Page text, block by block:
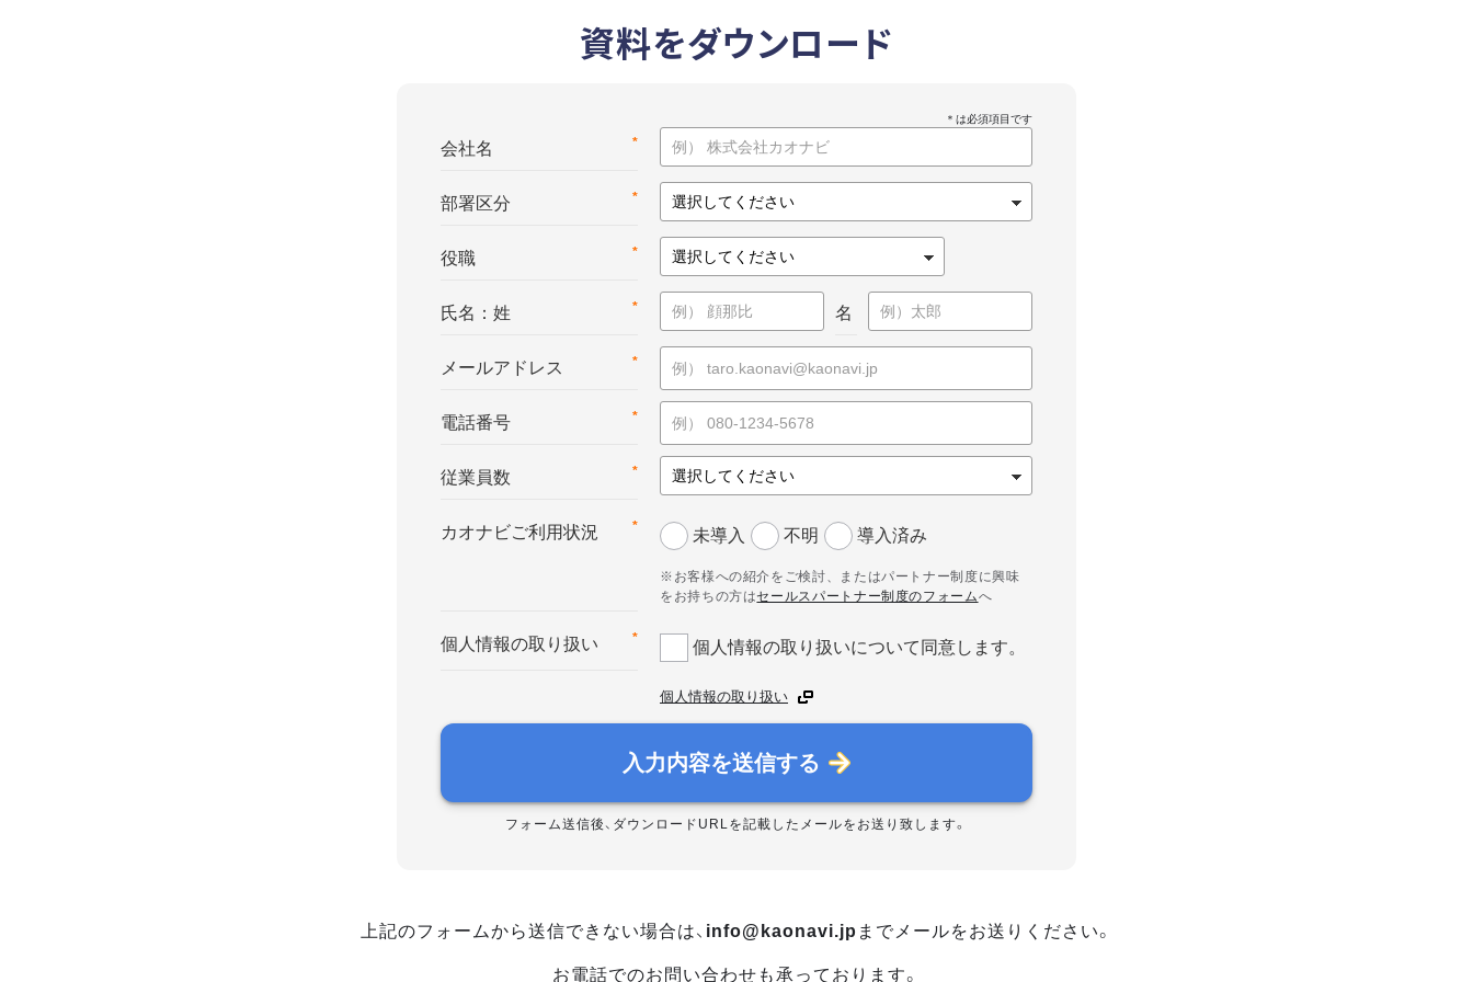
資料をダウンロード
*
会社名
*
部署区分
*
役職
*
氏名：姓 名
*
メールアドレス
*
電話番号
*
従業員数
*
カオナビご利用状況 未導入 不明 導入済み
※お客様への紹介をご検討、またはパートナー制度に興味
をお持ちの方はセールスパートナー制度のフォームへ
*
個人情報の取り扱い 個人情報の取り扱いについて同意します。
個人情報の取り扱い
入力内容を送信する
フォーム送信後、ダウンロードURLを記載したメールをお送り致します。
上記のフォームから送信できない場合は、 info@kaonavi.jp までメールをお送りください。
お電話でのお問い合わせも承っております。